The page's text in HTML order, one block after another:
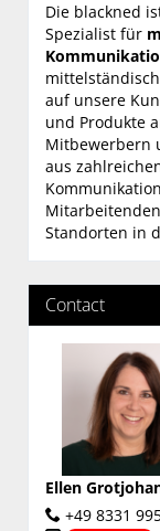
Die blackned
Spezialist für
auf unsere
und Produkte
Mitbewerbern
aus
Standorten in
Contact
Ellen
+49 8331